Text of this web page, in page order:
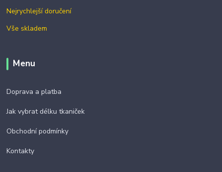
Nejrychlejší doručení
Vše skladem
Menu
Doprava a platba
Jak vybrat délku tkaniček
Obchodní podmínky
Kontakty